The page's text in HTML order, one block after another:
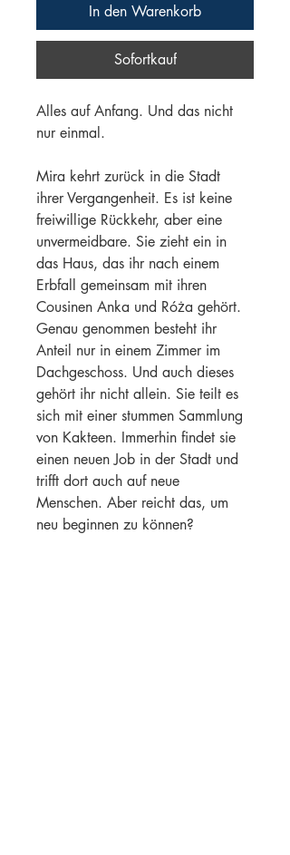
In den Warenkorb
Sofortkauf
Alles auf Anfang. Und das nicht
nur einmal.
Mira kehrt zurück in die Stadt
ihrer Vergangenheit. Es ist keine
freiwillige Rückkehr, aber eine
unvermeidbare. Sie zieht ein in
das Haus, das ihr nach einem
Erbfall gemeinsam mit ihren
Cousinen Anka und Róża gehört.
Genau genommen besteht ihr
Anteil nur in einem Zimmer im
Dachgeschoss. Und auch dieses
gehört ihr nicht allein. Sie teilt es
sich mit einer stummen Sammlung
von Kakteen. Immerhin findet sie
einen neuen Job in der Stadt und
trifft dort auch auf neue
Menschen. Aber reicht das, um
neu beginnen zu können?